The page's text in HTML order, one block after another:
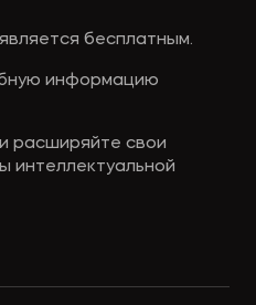
бесплатным.
информацию
расширяйте свои
интеллектуальной